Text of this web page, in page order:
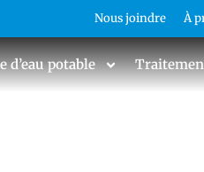
Nous joindre À
d’eau potable